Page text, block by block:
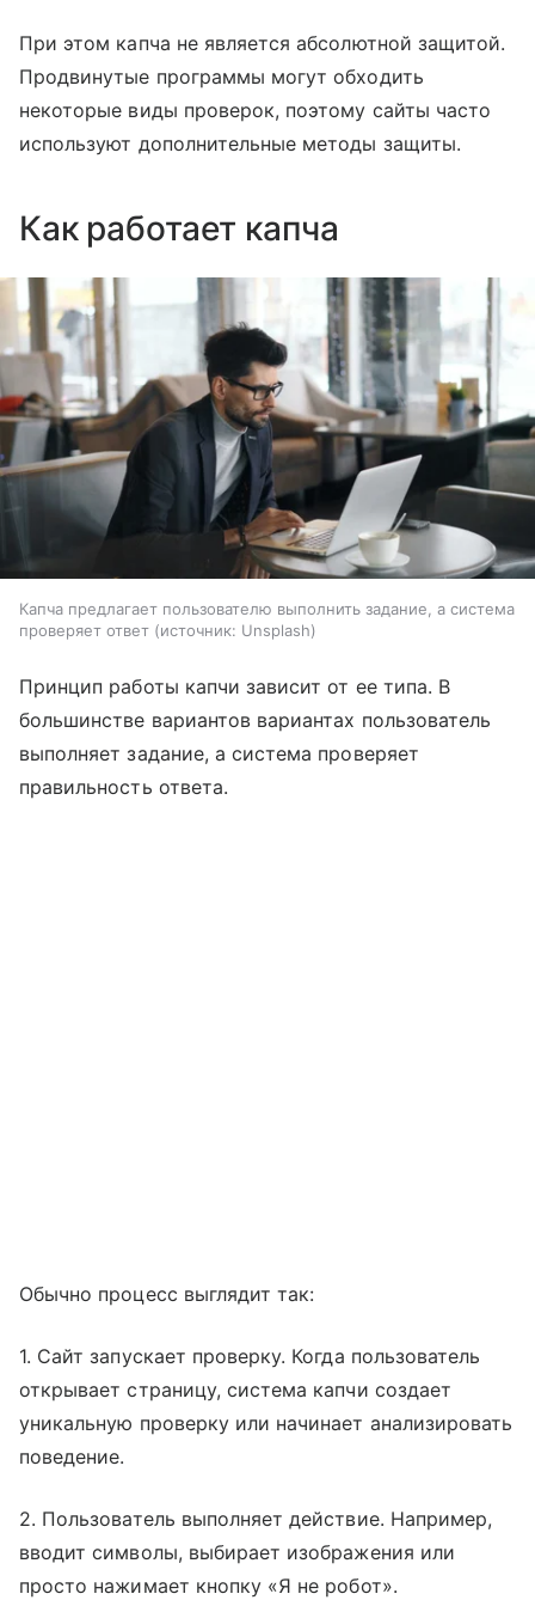
При этом капча не является абсолютной защитой.
Продвинутые программы могут обходить
некоторые виды проверок, поэтому сайты часто
используют дополнительные методы защиты.
Как работает капча
Капча предлагает пользователю выполнить задание, а система
проверяет ответ
источник: Unsplash
Принцип работы капчи зависит от ее типа. В
большинстве вариантов вариантах пользователь
выполняет задание, а система проверяет
правильность ответа.
Обычно процесс выглядит так:
1. Сайт запускает проверку. Когда пользователь
открывает страницу, система капчи создает
уникальную проверку или начинает анализировать
поведение.
2. Пользователь выполняет действие. Например,
вводит символы, выбирает изображения или
просто нажимает кнопку «Я не робот».